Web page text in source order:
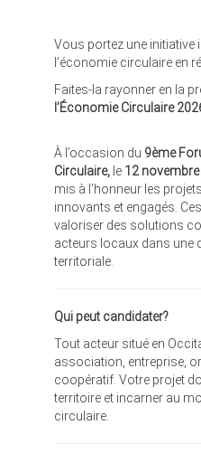
Vous portez une initiative
l’économie circulaire en
Faites-la rayonner en la
l’Économie Circulaire
À l’occasion du 9ème
Circulaire, le 12
mis à l’honneur les
innovants et engagés.
valoriser des solutions
acteurs locaux dans une
territoriale.
Qui peut candidater?
Tout acteur situé en
association, entreprise,
coopératif. Votre projet
territoire et incarner au
circulaire.